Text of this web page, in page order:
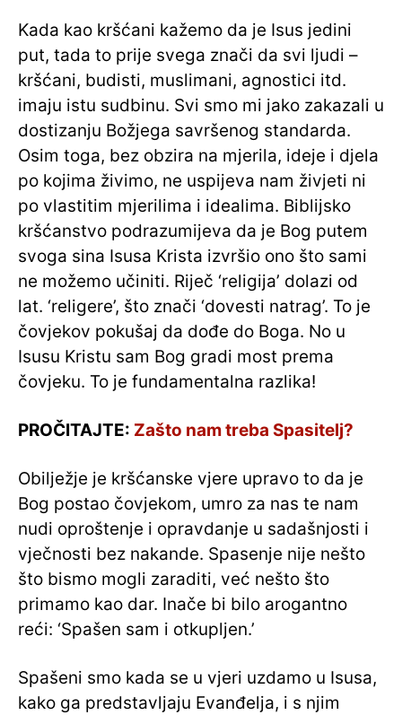
Kada kao kršćani kažemo da je Isus jedini
put, tada to prije svega znači da svi ljudi –
kršćani, budisti, muslimani, agnostici itd.
imaju istu sudbinu. Svi smo mi jako zakazali u
dostizanju Božjega savršenog standarda.
Osim toga, bez obzira na mjerila, ideje i djela
po kojima živimo, ne uspijeva nam živjeti ni
po vlastitim mjerilima i idealima. Biblijsko
kršćanstvo podrazumijeva da je Bog putem
svoga sina Isusa Krista izvršio ono što sami
ne možemo učiniti. Riječ ‘religija’ dolazi od
lat. ‘religere’, što znači ‘dovesti natrag’. To je
čovjekov pokušaj da dođe do Boga. No u
Isusu Kristu sam Bog gradi most prema
čovjeku. To je fundamentalna razlika!
PROČITAJTE: Zašto nam treba Spasitelj?
Obilježje je kršćanske vjere upravo to da je
Bog postao čovjekom, umro za nas te nam
nudi oproštenje i opravdanje u sadašnjosti i
vječnosti bez nakande. Spasenje nije nešto
što bismo mogli zaraditi, već nešto što
primamo kao dar. Inače bi bilo arogantno
reći: ‘Spašen sam i otkupljen.’
Spašeni smo kada se u vjeri uzdamo u Isusa,
kako ga predstavljaju Evanđelja, i s njim